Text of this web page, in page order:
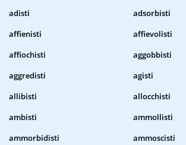
adisti
adsorbisti
affienisti
affievolisti
affiochisti
aggobbisti
aggredisti
agisti
allibisti
allocchisti
ambisti
ammollisti
ammorbidisti
ammoscisti